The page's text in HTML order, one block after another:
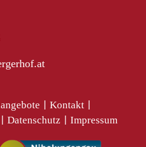
Kontakt
Datenschutz Impressum